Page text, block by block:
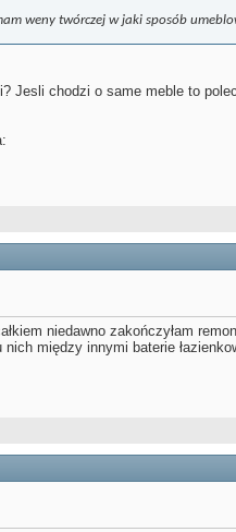
weny twórczej w jaki sposób
Jesli chodzi o same meble to
niedawno zakończyłam
nich między innymi baterie